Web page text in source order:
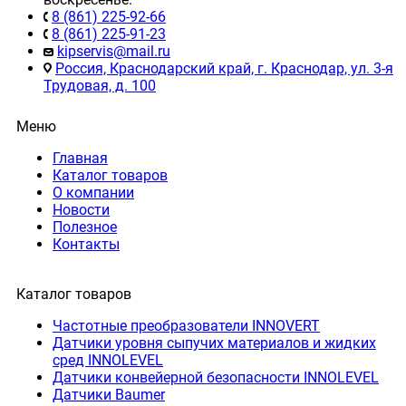
8 (861) 225-92-66
8 (861) 225-91-23
kipservis@mail.ru
Россия, Краснодарский край, г. Краснодар, ул. 3-я
Трудовая, д. 100
Меню
Главная
Каталог товаров
О компании
Новости
Полезное
Контакты
Каталог товаров
Частотные преобразователи INNOVERT
Датчики уровня сыпучих материалов и жидких
сред INNOLEVEL
Датчики конвейерной безопасности INNOLEVEL
Датчики Baumer